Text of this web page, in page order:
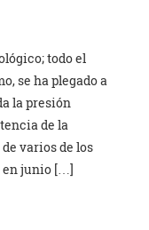
todo el
se ha plegado a
la presión
de la
varios de los
en junio […]